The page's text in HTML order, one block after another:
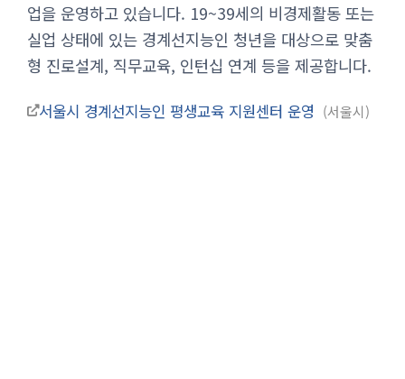
업을 운영하고 있습니다. 19~39세의 비경제활동 또는
실업 상태에 있는 경계선지능인 청년을 대상으로 맞춤
형 진로설계, 직무교육, 인턴십 연계 등을 제공합니다.
서울시 경계선지능인 평생교육 지원센터 운영 서울시